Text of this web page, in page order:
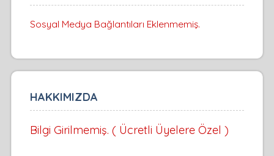
Sosyal Medya Bağlantıları Eklenmemiş.
HAKKIMIZDA
Bilgi Girilmemiş. ( Ücretli Üyelere Özel )